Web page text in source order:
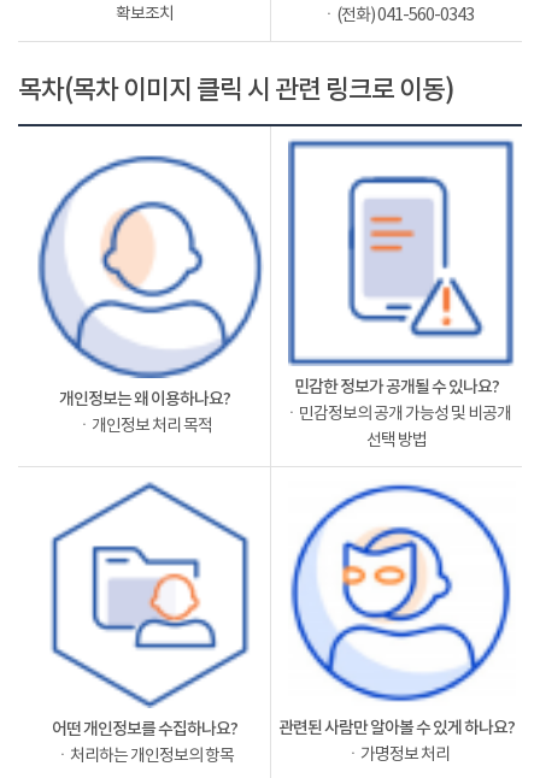
확보조치
ㆍ(전화) 041-560-0343
목차(목차 이미지 클릭 시 관련 링크로 이동)
개인정보는 왜 이용하나요?
ㆍ개인정보 처리 목적
민감한 정보가 공개될 수 있나요?
ㆍ민감정보의 공개 가능성 및 비공개
선택 방법
어떤 개인정보를 수집하나요?
ㆍ처리하는 개인정보의 항목
관련된 사람만 알아볼 수 있게 하나요?
ㆍ가명정보 처리